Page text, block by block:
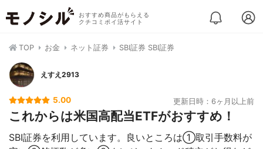
おすすめ商品がもらえる
クチコミポイ活サイト
TOP お金 ネット証券 SBI証券 SBI証券
えすえ2913
5.00 更新日時：6ヶ月以上前
これからは米国高配当ETFがおすすめ！
SBI証券を利用しています。良いところは①取引手数料が